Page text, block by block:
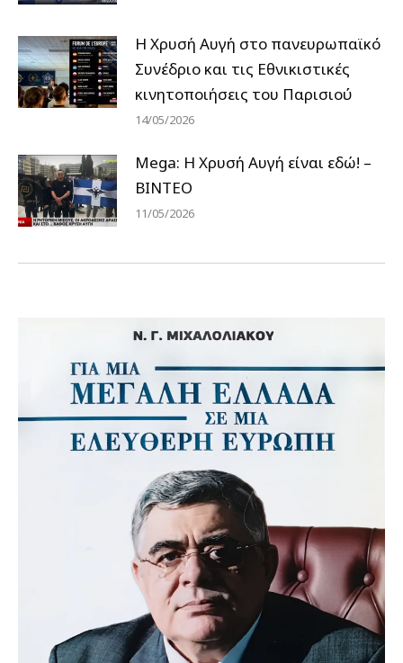
Η Χρυσή Αυγή στο πανευρωπαϊκό
Συνέδριο και τις Εθνικιστικές
κινητοποιήσεις του Παρισιού
14/05/2026
Mega: Η Χρυσή Αυγή είναι εδώ! –
ΒΙΝΤΕΟ
11/05/2026